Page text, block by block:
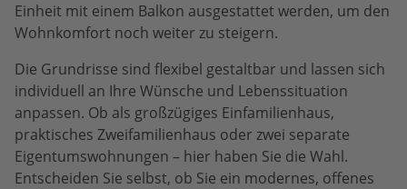
Einheit mit einem Balkon ausgestattet werden, um den
Wohnkomfort noch weiter zu steigern.
Die Grundrisse sind flexibel gestaltbar und lassen sich
individuell an Ihre Wünsche und Lebenssituation
anpassen. Ob als großzügiges Einfamilienhaus,
praktisches Zweifamilienhaus oder zwei separate
Eigentumswohnungen – hier haben Sie die Wahl.
Entscheiden Sie selbst, ob Sie ein modernes, offenes